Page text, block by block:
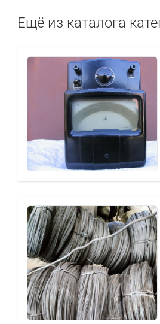
Ещё из каталога